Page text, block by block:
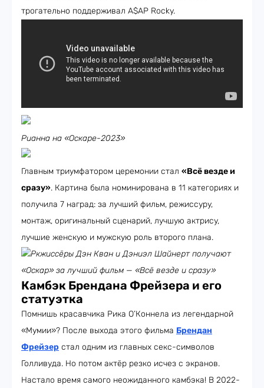
трогательно поддерживал A$AP Rocky.
Рианна на «Оскаре-2023»
Главным триумфатором церемонии стал «Всё везде и
сразу». Картина была номинирована в 11 категориях и
получила 7 наград: за лучший фильм, режиссуру,
монтаж, оригинальный сценарий, лучшую актрису,
лучшие женскую и мужскую роль второго плана.
Ркжиссёры Дэн Кван и Дэниэл Шайнерт получают
«Оскар» за лучший фильм — «Всё везде и сразу»
Камбэк Брендана Фрейзера и его
статуэтка
Помнишь красавчика Рика О’Коннела из легендарной
«Мумии»? После выхода этого фильма Брендан
Фрейзер стал одним из главных секс-символов
Голливуда. Но потом актёр резко исчез с экранов.
Настало время самого неожиданного камбэка! В 2022-